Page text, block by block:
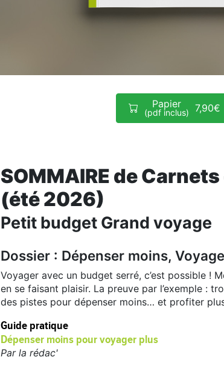
Papier
(pdf inclus) 7,90€
SOMMAIRE de
(été 2026)
Petit budget Grand voyage
Dossier : Dépenser moins,
Voyager avec un budget serré, c’est possible !
en se faisant plaisir. La preuve par l’exemple :
des pistes pour dépenser moins… et profiter
Guide pratique
Dépenser moins pour voyager plus
Par la rédac'